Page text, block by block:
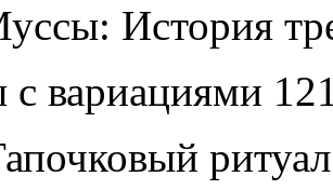
История
с вариациями